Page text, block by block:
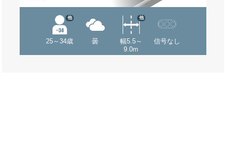
25～34歳
他
曇
幅5.5～
9.0m
他
信号なし